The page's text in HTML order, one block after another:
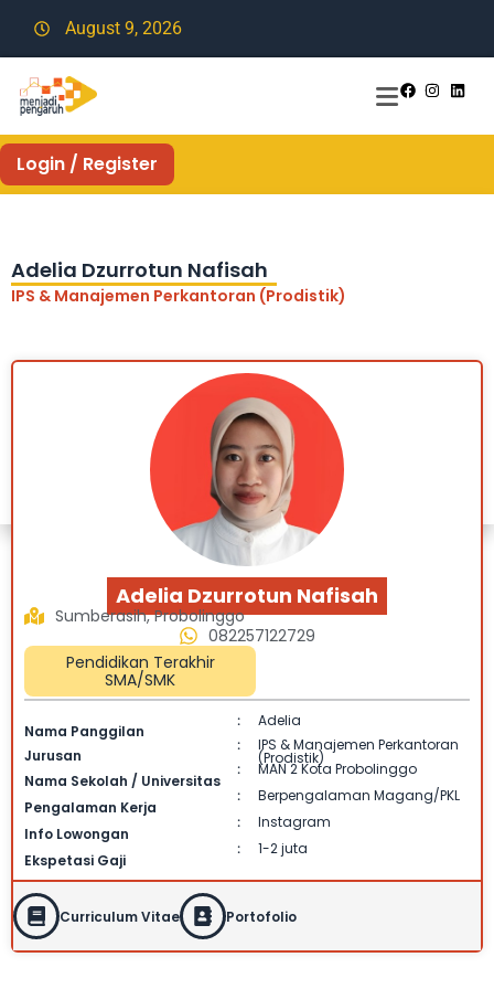
August 9, 2026
Login / Register
Adelia Dzurrotun Nafisah
IPS & Manajemen Perkantoran (Prodistik)
Adelia Dzurrotun Nafisah
Pendidikan Terakhir
SMA/SMK
082257122729
Sumberasih, Probolinggo
Nama Panggilan
:
Adelia
Jurusan
: IPS & Manajemen Perkantoran
(Prodistik)
Nama Sekolah / Universitas
: MAN 2 Kota Probolinggo
Pengalaman Kerja
: Berpengalaman Magang/PKL
Info Lowongan
: Instagram
Ekspetasi Gaji
: 1-2 juta
Curriculum Vitae Portofolio